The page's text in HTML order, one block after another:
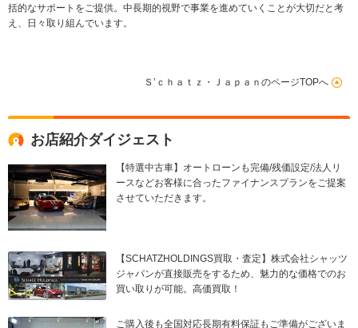
括的なサポートをご提供。中長期的視野で事業を進めていくことが大切だと考
え、日々取り組んでいます。
Ｓ’ｃｈａｔｚ・ＪａｐａｎのページTOPへ
お店紹介ダイジェスト
【特選中古車】オートローンも完備/残価設定/法人リ
ースなどお客様に合ったファイナンスプランをご提案
させていただきます。
【SCHATZHOLDINGS買取・査定】株式会社シャッツ
ジャパンが直接販売をするため、魅力的な価格でのお
買い取りが可能。高価買取！
ご購入後も全国対応長期有料保証もご準備がございま